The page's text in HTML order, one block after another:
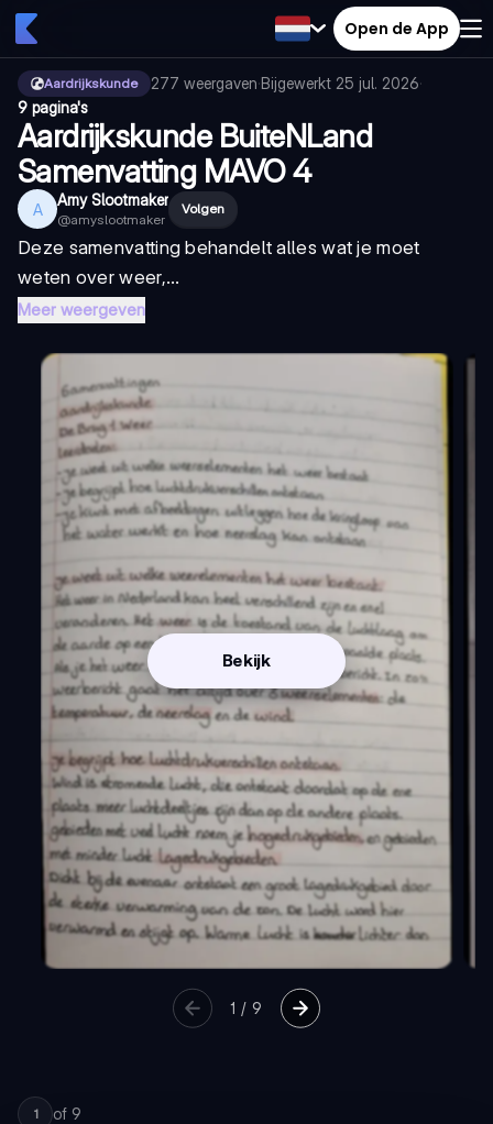
Open de App
Aardrijkskunde 277 weergaven·Bijgewerkt 25 jul. 2026·
9 pagina's
Aardrijkskunde BuiteNLand
Samenvatting MAVO 4
A Amy Slootmaker
@amyslootmaker
Volgen
Deze samenvatting behandelt alles wat je moet
weten over weer,...
Meer weergeven
Bekijk
1 /9
1 of 9